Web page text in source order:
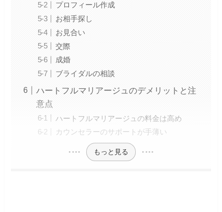
プロフィール作成
お相手探し
お見合い
交際
成婚
ブライダルの相談
ハートフルマリアージュのデメリットと注
意点
ハートフルマリアージュの料金は高め
カウンセラーのサポートが手薄い
もっと見る